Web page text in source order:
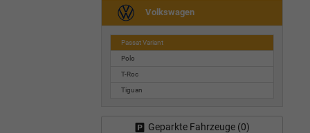
Volkswagen
Passat Variant
Polo
T-Roc
Tiguan
Geparkte Fahrzeuge (0)